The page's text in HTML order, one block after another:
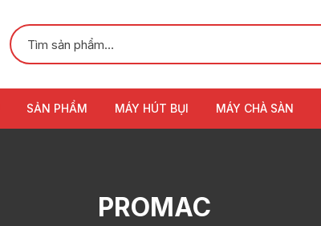
SẢN PHẨM MÁY HÚT BỤI MÁY CHÀ SÀN
PROMAC